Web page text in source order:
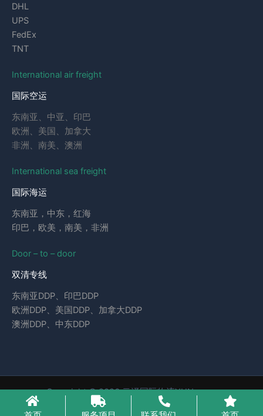
DHL
UPS
FedEx
TNT
International air freight
国际空运
东南亚、中亚、印巴
欧洲、美国、加拿大
非洲、南美、澳洲
International sea freight
国际海运
东南亚，中东，红海
印巴，欧美，南美，非洲
Door – to – door
双清专线
东南亚DDP、印巴DDP
欧洲DDP、美国DDP、加拿大DDP
澳洲DDP、中东DDP
Copyright © 2026 云泽国际物流YUNcargo
粤ICP备2023046221号-1